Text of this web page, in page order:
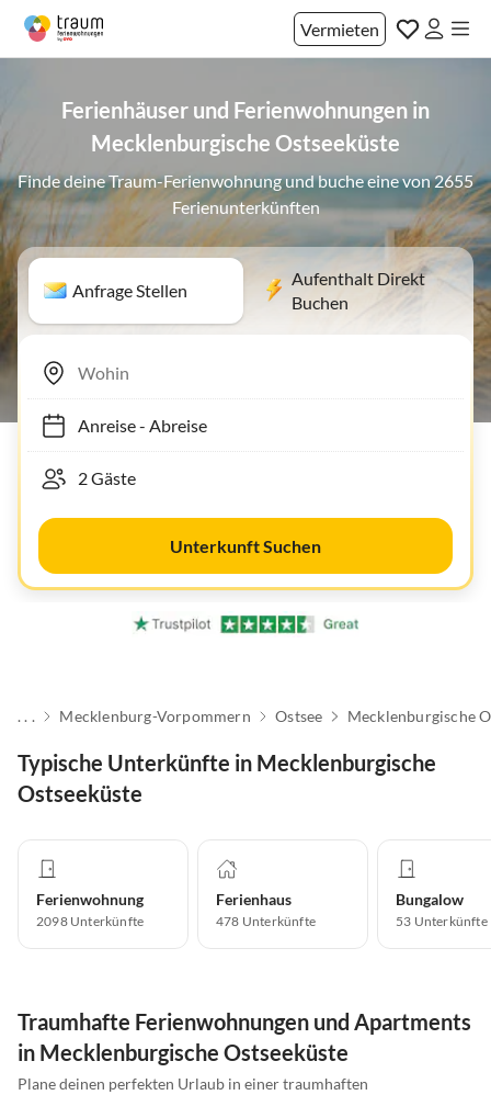
Vermieten
Ferienhäuser und Ferienwohnungen in
Mecklenburgische Ostseeküste
Finde deine Traum-Ferienwohnung und buche eine von 2655
Ferienunterkünften
Anfrage Stellen
Aufenthalt Direkt
Buchen
Anreise- Abreise
Unterkunft Suchen
. . . Mecklenburg-Vorpommern Ostsee Mecklenburgische
Typische Unterkünfte in Mecklenburgische
Ostseeküste
Ferienwohnung
2098 Unterkünfte
Ferienhaus
478 Unterkünfte
Bungalow
53 Unterkünfte
Traumhafte Ferienwohnungen und Apartments
in Mecklenburgische Ostseeküste
Plane deinen perfekten Urlaub in einer traumhaften